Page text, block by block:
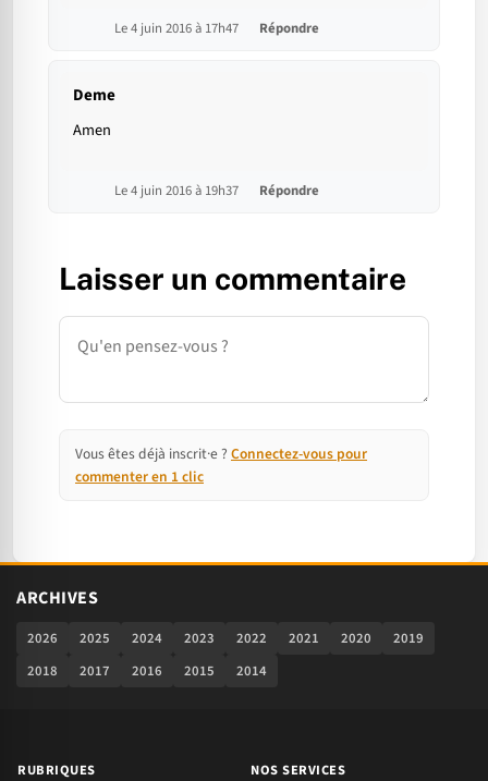
Le 4 juin 2016 à 17h47 Répondre
Deme
Amen
Le 4 juin 2016 à 19h37 Répondre
Laisser un commentaire
Commentaire
Vous êtes déjà inscrit·e ? Connectez-vous pour
commenter en 1 clic
ARCHIVES
2026 2025 2024 2023 2022 2021 2020
2019
2018
2017 2016 2015 2014
RUBRIQUES
NOS SERVICES